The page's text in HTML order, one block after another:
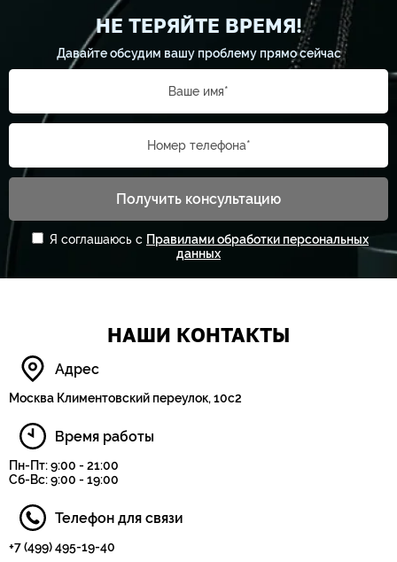
НЕ ТЕРЯЙТЕ ВРЕМЯ!
Давайте обсудим вашу проблему прямо сейчас
Ваше имя*
Номер телефона*
Получить консультацию
Я соглашаюсь с Правилами обработки персональных
данных
НАШИ КОНТАКТЫ
Адрес
Москва Климентовский переулок, 10с2
Время работы
Пн-Пт: 9:00 - 21:00
Сб-Вс: 9:00 - 19:00
Телефон для связи
+7 (499) 495-19-40